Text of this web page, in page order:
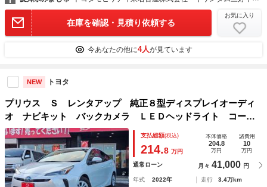
在庫を確認・見積り依頼する
お気に入り
今あなたの他に4人が見ています
NEW トヨタ
プリウス Ｓ レンタアップ 純正８型ディスプレイオーディ
オ ナビキット バックカメラ ＬＥＤヘッドライト コーナ
ーセンサー ＡＣ１００Ｖ レーダークルーズコントロール
ＥＴＣ スマートキー プッシュスタート
支払総額(税込)
214.8 万円
本体価格
204.8
万円
諸費用
10
万円
通常ローン 月々 41,000 円
年式 2022年 走行
3.4万km